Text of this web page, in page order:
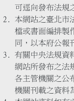
可逕向發布法規
本網站之臺北市
檔或書面編排製
同，以本府公報
有關中央法規資
網站所發布之法
各主管機關之公
機關刊載之資料